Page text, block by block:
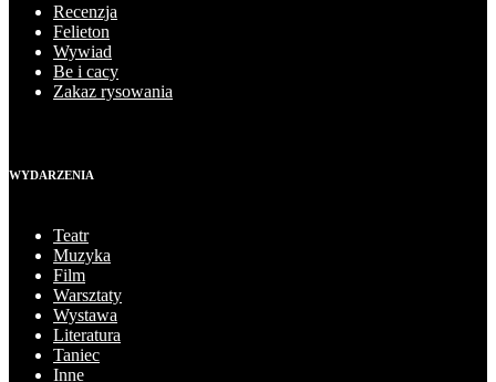
Recenzja
Felieton
Wywiad
Be i cacy
Zakaz rysowania
WYDARZENIA
Teatr
Muzyka
Film
Warsztaty
Wystawa
Literatura
Taniec
Inne